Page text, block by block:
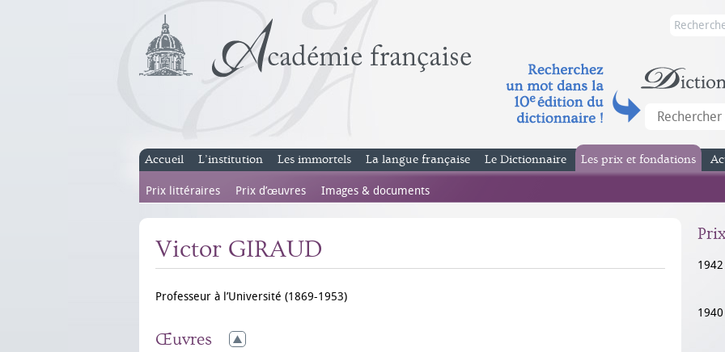
Accueil L’institution Les immortels La langue française Le Dictionnaire Les prix et fondations
Prix littéraires Prix d’œuvres Images & documents
Victor GIRAUD
Professeur à l’Université (1869-1953)
Œuvres
1942
1940